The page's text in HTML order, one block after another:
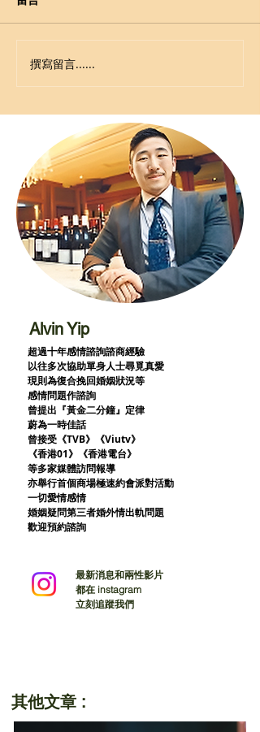
撰寫留言......
Alvin Yip
超過十年感情諮詢諮商經驗
以往多次協助單身人士尋覓真愛
現則為復合挽回婚姻狀況等
感情問題作諮詢
曾提出『黃金二分鐘』定律
蔚為一時佳話
曾接受《TVB》《Viutv》
《香港01》
《香港電台》
等多家媒體訪問報導
亦舉行首個商場極速約會派對活動
一切愛情感情
婚姻疑問第三者婚外情出軌問題
歡迎預約諮詢
最新消息和兩性影片
都在 instagram
立刻追蹤我們
其他文章 :